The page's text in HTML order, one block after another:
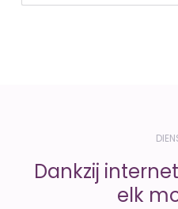
Dankzij
elk